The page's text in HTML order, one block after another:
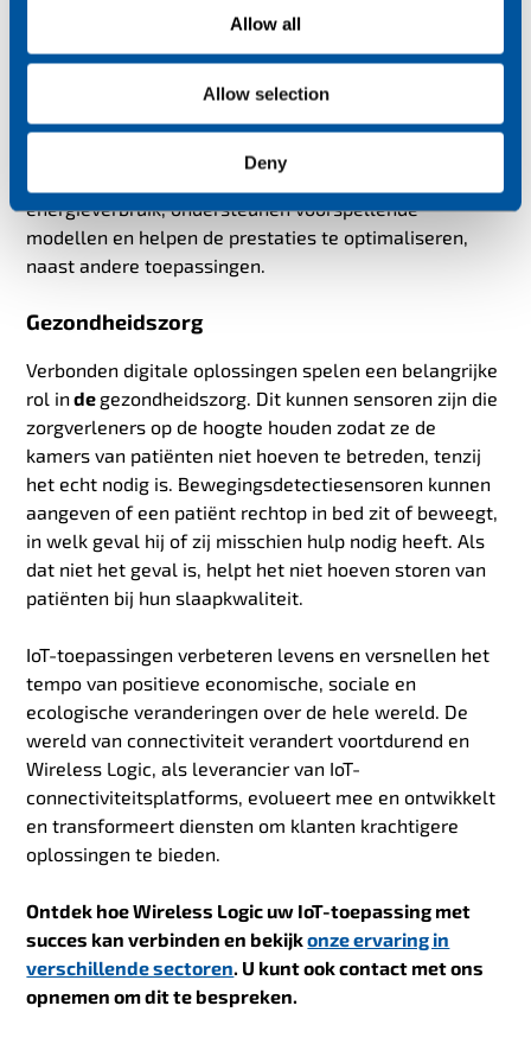
Allow all
Allow selection
Deny
kan hebben op de uitrol van slimme meters en andere
energietoepassingen. Robuuste IoT-connectiviteit
ondersteunt deze transformatie en verbindt apparaten
en oplossingen zoals waterkrachtcentrales,
microgrids, windturbines, zonneparken, batterijopslag
en meer. Deze oplossingen geven feedback over
energieverbruik, ondersteunen voorspellende
modellen en helpen de prestaties te optimaliseren,
naast andere toepassingen.
Gezondheidszorg
Verbonden digitale oplossingen spelen een belangrijke
rol inde gezondheidszorg. Dit kunnen sensoren zijn die
zorgverleners op de hoogte houden zodat ze de
kamers van patiënten niet hoeven te betreden, tenzij
het echt nodig is. Bewegingsdetectiesensoren kunnen
aangeven of een patiënt rechtop in bed zit of beweegt,
in welk geval hij of zij misschien hulp nodig heeft. Als
dat niet het geval is, helpt het niet hoeven storen van
patiënten bij hun slaapkwaliteit.
IoT-toepassingen verbeteren levens en versnellen het
tempo van positieve economische, sociale en
ecologische veranderingen over de hele wereld. De
wereld van connectiviteit verandert voortdurend en
Wireless Logic, als leverancier van IoT-
connectiviteitsplatforms, evolueert mee en ontwikkelt
en transformeert diensten om klanten krachtigere
oplossingen te bieden.
Ontdek hoe Wireless Logic uw IoT-toepassing met
succes kan verbinden en bekijkonze ervaring in
verschillende sectoren. U kunt ookcontact met ons
opnemen om dit te bespreken.